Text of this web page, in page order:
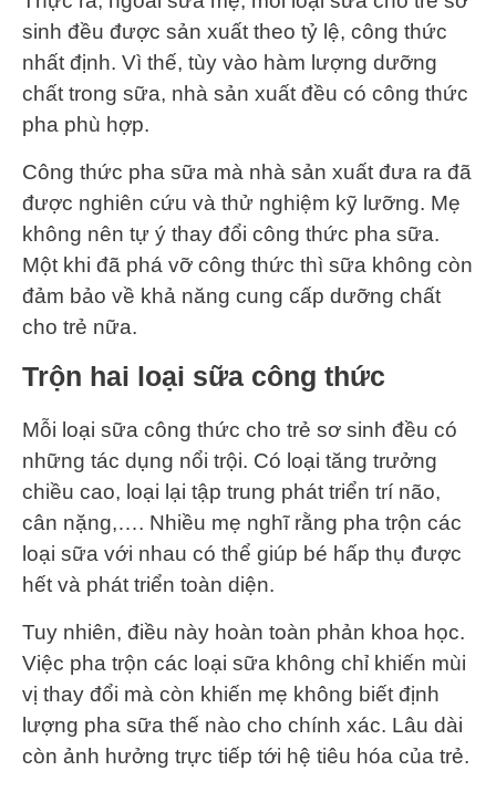
sinh đều được sản xuất theo tỷ lệ, công thức
nhất định. Vì thế, tùy vào hàm lượng dưỡng
chất trong sữa, nhà sản xuất đều có công thức
pha phù hợp.
Công thức pha sữa mà nhà sản xuất đưa ra đã
được nghiên cứu và thử nghiệm kỹ lưỡng. Mẹ
không nên tự ý thay đổi công thức pha sữa.
Một khi đã phá vỡ công thức thì sữa không còn
đảm bảo về khả năng cung cấp dưỡng chất
cho trẻ nữa.
Trộn hai loại sữa công thức
Mỗi loại sữa công thức cho trẻ sơ sinh đều có
những tác dụng nổi trội. Có loại tăng trưởng
chiều cao, loại lại tập trung phát triển trí não,
cân nặng,…. Nhiều mẹ nghĩ rằng pha trộn các
loại sữa với nhau có thể giúp bé hấp thụ được
hết và phát triển toàn diện.
Tuy nhiên, điều này hoàn toàn phản khoa học.
Việc pha trộn các loại sữa không chỉ khiến mùi
vị thay đổi mà còn khiến mẹ không biết định
lượng pha sữa thế nào cho chính xác. Lâu dài
còn ảnh hưởng trực tiếp tới hệ tiêu hóa của trẻ.